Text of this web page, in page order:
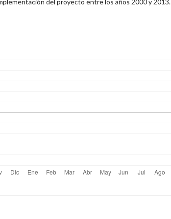
del proyecto entre los años 2000 y 2013.